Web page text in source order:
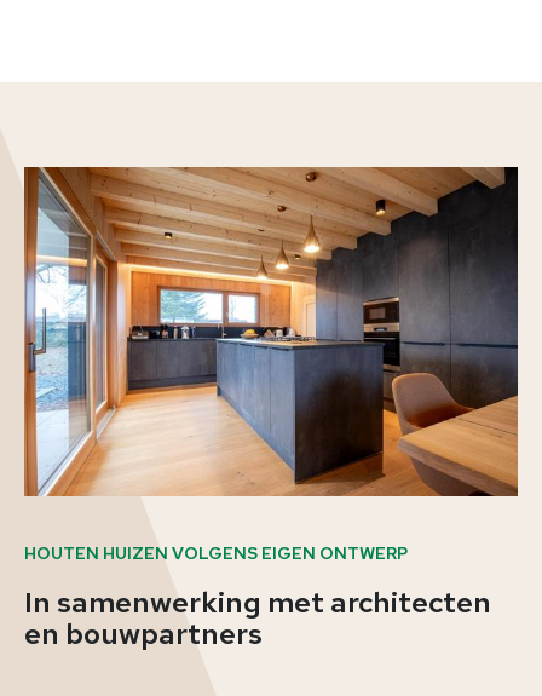
HOUTEN HUIZEN VOLGENS EIGEN ONTWERP
In samenwerking met architecten
en bouwpartners